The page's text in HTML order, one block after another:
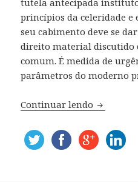
princípios da celeridade e
seu cabimento deve se
direito material discutido
comum. É medida de
parâmetros do moderno
Continuar lendo